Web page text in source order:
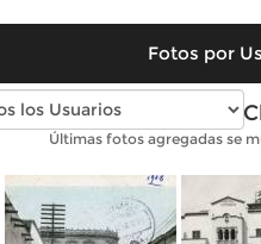
Fotos por
Fotos antiguas de
Últimas fotos agregadas se